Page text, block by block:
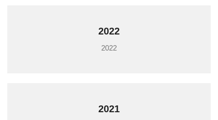
2022
2022
2021